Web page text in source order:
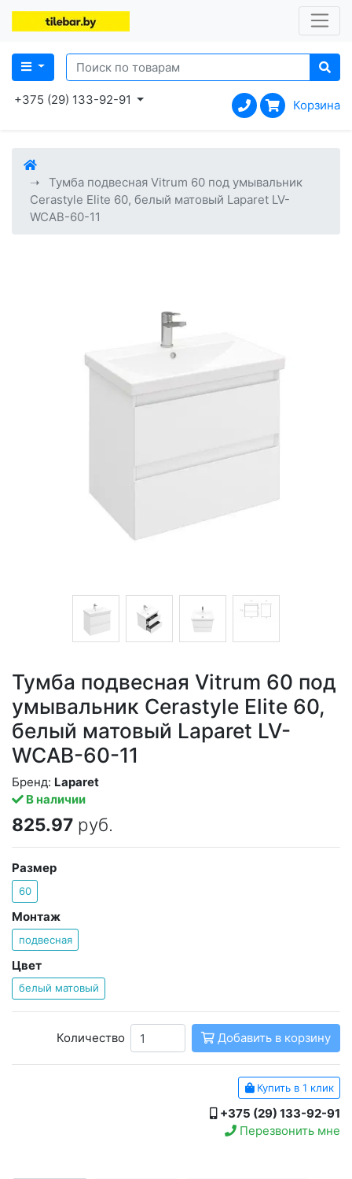
+375 (29) 133-92-91 Корзина
Тумба подвесная Vitrum 60 под умывальник
Cerastyle Elite 60, белый матовый Laparet LV-
WCAB-60-11
Тумба подвесная Vitrum 60 под
умывальник Cerastyle Elite 60,
белый матовый Laparet LV-
WCAB-60-11
В наличии
Бренд: Laparet
825.97 руб.
Размер
60
Монтаж
подвесная
Цвет
белый матовый
Количество Добавить в корзину
Купить в 1 клик
+375 (29) 133-92-91
Перезвонить мне